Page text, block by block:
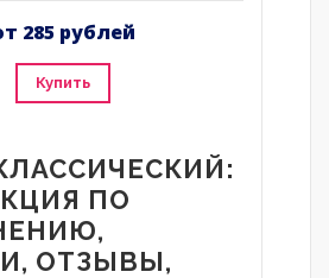
285 рублей
Купить
ПО
ОТЗЫВЫ,